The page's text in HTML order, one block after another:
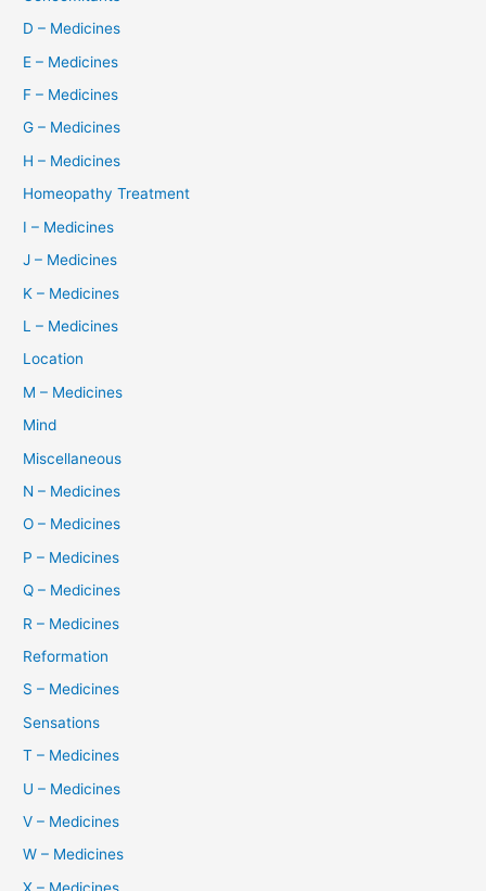
D – Medicines
E – Medicines
F – Medicines
G – Medicines
H – Medicines
Homeopathy Treatment
I – Medicines
J – Medicines
K – Medicines
L – Medicines
Location
M – Medicines
Mind
Miscellaneous
N – Medicines
O – Medicines
P – Medicines
Q – Medicines
R – Medicines
Reformation
S – Medicines
Sensations
T – Medicines
U – Medicines
V – Medicines
W – Medicines